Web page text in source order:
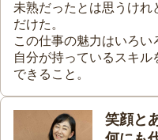
未熟だったとは思うけれ
だけた。
この仕事の魅力はいろい
自分が持っているスキ
できること。
笑顔と